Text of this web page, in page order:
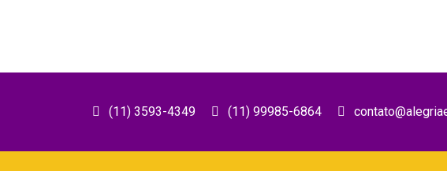
(11) 3593-4349 (11) 99985-6864